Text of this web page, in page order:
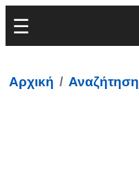
Αρχική Αναζήτηση